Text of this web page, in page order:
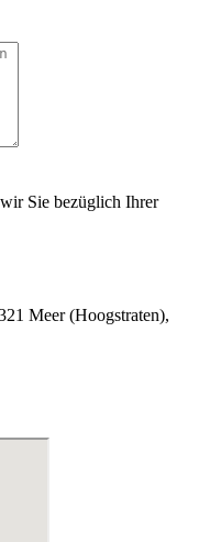
Sie bezüglich Ihrer
Meer (Hoogstraten),